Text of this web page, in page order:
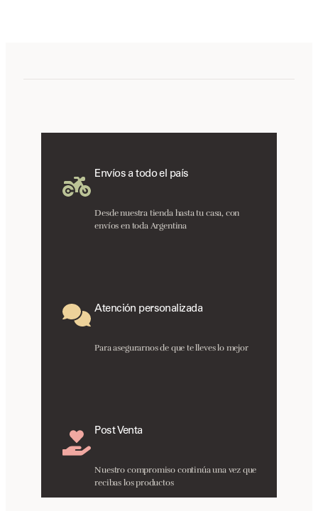
Envíos a todo el país
Desde nuestra tienda hasta tu casa, con
envíos en toda Argentina
Atención personalizada
Para asegurarnos de que te lleves lo mejor
Post Venta
Nuestro compromiso continúa una vez que
recibas los productos